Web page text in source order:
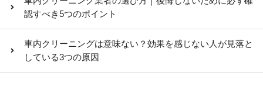
認すべき5つのポイント
車内クリーニングは意味ない？効果を感じない人が見落と
している3つの原因